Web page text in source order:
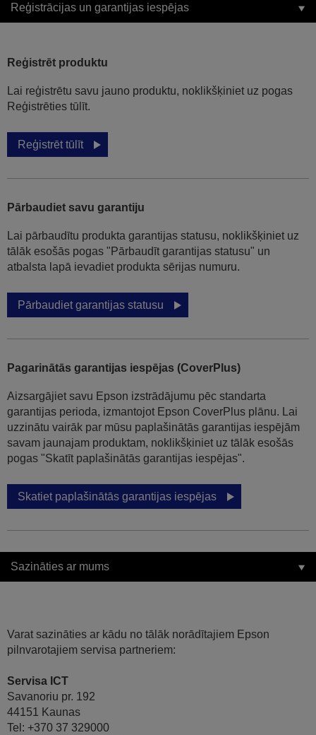
Reģistrācijas un garantijas iespējas
Reģistrēt produktu
Lai reģistrētu savu jauno produktu, noklikšķiniet uz pogas
Reģistrēties tūlīt.
Reģistrēt tūlīt
Pārbaudiet savu garantiju
Lai pārbaudītu produkta garantijas statusu, noklikšķiniet uz
tālāk esošās pogas "Pārbaudīt garantijas statusu" un
atbalsta lapā ievadiet produkta sērijas numuru.
Pārbaudiet garantijas statusu
Pagarinātās garantijas iespējas (CoverPlus)
Aizsargājiet savu Epson izstrādājumu pēc standarta
garantijas perioda, izmantojot Epson CoverPlus plānu. Lai
uzzinātu vairāk par mūsu paplašinātās garantijas iespējām
savam jaunajam produktam, noklikšķiniet uz tālāk esošās
pogas "Skatīt paplašinātās garantijas iespējas".
Skatiet paplašinātās garantijas iespējas
Sazināties ar mums
Varat sazināties ar kādu no tālāk norādītajiem Epson
pilnvarotajiem servisa partneriem:
Servisa ICT
Savanoriu pr. 192
44151 Kaunas
Tel: +370 37 329000